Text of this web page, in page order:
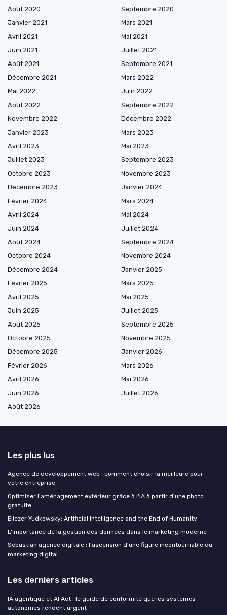
Août 2020
Septembre 2020
Janvier 2021
Mars 2021
Avril 2021
Mai 2021
Juin 2021
Juillet 2021
Août 2021
Septembre 2021
Décembre 2021
Mars 2022
Mai 2022
Juin 2022
Août 2022
Septembre 2022
Novembre 2022
Décembre 2022
Janvier 2023
Mars 2023
Avril 2023
Mai 2023
Juillet 2023
Septembre 2023
Octobre 2023
Novembre 2023
Décembre 2023
Janvier 2024
Février 2024
Mars 2024
Avril 2024
Mai 2024
Juin 2024
Juillet 2024
Août 2024
Septembre 2024
Octobre 2024
Novembre 2024
Décembre 2024
Janvier 2025
Février 2025
Mars 2025
Avril 2025
Mai 2025
Juin 2025
Juillet 2025
Août 2025
Septembre 2025
Octobre 2025
Novembre 2025
Décembre 2025
Janvier 2026
Février 2026
Mars 2026
Avril 2026
Mai 2026
Juin 2026
Juillet 2026
Août 2026
Les plus lus
Agence de developpement web : comment choisir la meilleure pour
votre entreprise
Optimiser l'aménagement extérieur grâce à l'IA à partir d'une photo
gratuite
Eliezer Yudkowsky: Artificial Intelligence and the End of Humanity
L'importance de la gestion des données dans le marketing moderne
Sebastian agence digitale : l'ascension d'une figure incontournable du
marketing digital
Les derniers articles
IA agentique et AI Act : le guide de conformité que les systèmes
autonomes rendent urgent